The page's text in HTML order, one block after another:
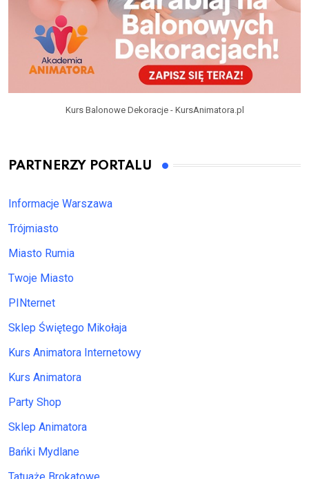
Kurs Balonowe Dekoracje - KursAnimatora.pl
PARTNERZY PORTALU
Informacje Warszawa
Trójmiasto
Miasto Rumia
Twoje Miasto
PINternet
Sklep Świętego Mikołaja
Kurs Animatora Internetowy
Kurs Animatora
Party Shop
Sklep Animatora
Bańki Mydlane